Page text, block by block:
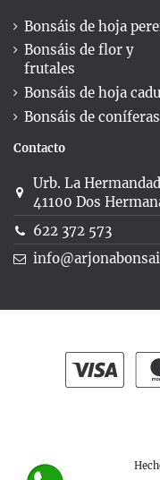
Bonsáis de hoja
Bonsáis de flor y
frutales
Bonsáis de hoja
Bonsáis de coníferas
Contacto
Urb. La
41100 Dos
622 372 573